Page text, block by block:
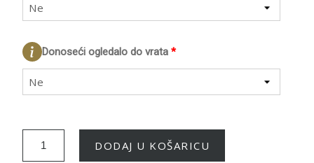
Ne
*
Donoseći ogledalo do vrata
Ne
DODAJ U KOŠARICU